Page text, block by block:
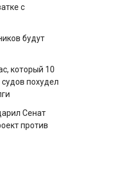
с
будут
который 10
похудел
Сенат
против